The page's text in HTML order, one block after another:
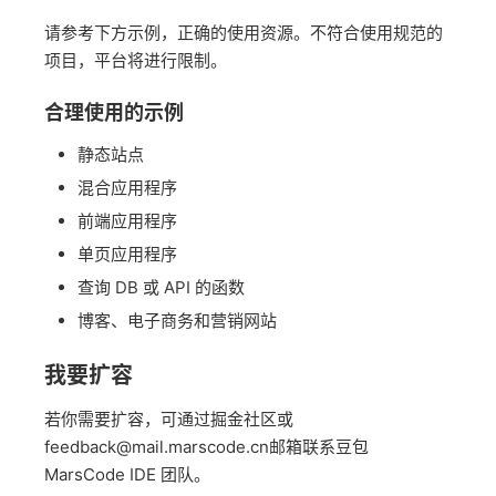
请参考下方示例，正确的使用资源。不符合使用规范的
项目，平台将进行限制。
合理使用的示例
静态站点
混合应用程序
前端应用程序
单页应用程序
查询 DB 或 API 的函数
博客、电子商务和营销网站
我要扩容
若你需要扩容，可通过掘金社区或
feedback@mail.marscode.cn邮箱联系豆包
MarsCode IDE 团队。